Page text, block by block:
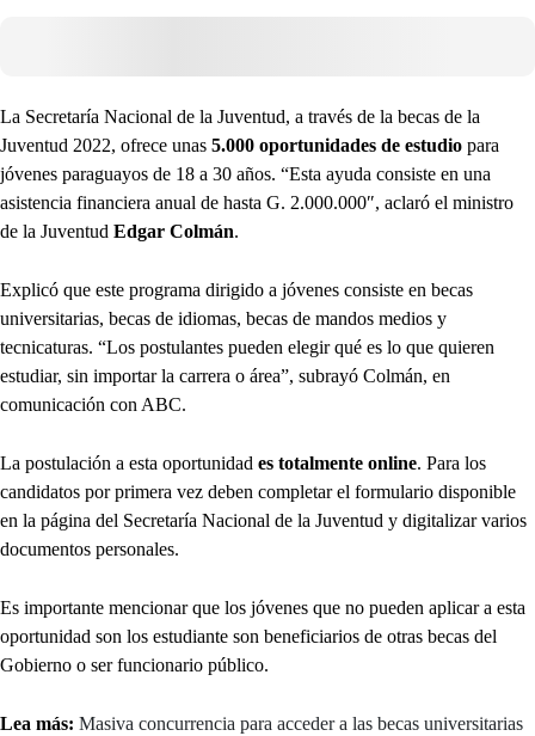
La Secretaría Nacional de la Juventud, a través de la becas de la
Juventud 2022, ofrece unas 5.000 oportunidades de estudio para
jóvenes paraguayos de 18 a 30 años. “Esta ayuda consiste en una
asistencia financiera anual de hasta G. 2.000.000″, aclaró el ministro
de la Juventud Edgar Colmán.
Explicó que este programa dirigido a jóvenes consiste en becas
universitarias, becas de idiomas, becas de mandos medios y
tecnicaturas. “Los postulantes pueden elegir qué es lo que quieren
estudiar, sin importar la carrera o área”, subrayó Colmán, en
comunicación con ABC.
La postulación a esta oportunidad es totalmente online. Para los
candidatos por primera vez deben completar el formulario disponible
en la página del Secretaría Nacional de la Juventud y digitalizar varios
documentos personales.
Es importante mencionar que los jóvenes que no pueden aplicar a esta
oportunidad son los estudiante son beneficiarios de otras becas del
Gobierno o ser funcionario público.
Lea más: Masiva concurrencia para acceder a las becas universitarias